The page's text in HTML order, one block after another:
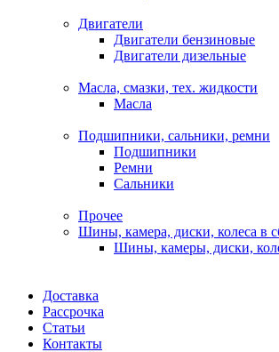
Двигатели
Двигатели бензиновые
Двигатели дизельные
Масла, смазки, тех. жидкости
Масла
Подшипники, сальники, ремни
Подшипники
Ремни
Сальники
Прочее
Шины, камера, диски, колеса в
Шины, камеры, диски,
Доставка
Рассрочка
Статьи
Контакты